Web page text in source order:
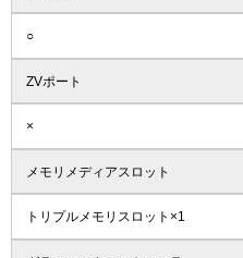
○
ZVポート
×
メモリメディアスロット
トリプルメモリスロット×1